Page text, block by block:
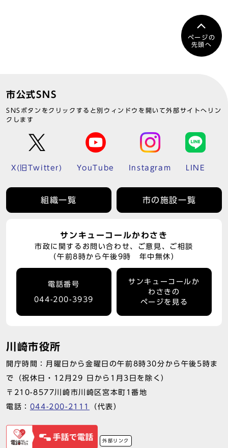
ページの
先頭へ
市公式SNS
SNSボタンをクリックすると別ウィンドウを開いて外部サイトへリン
クします
X(旧Twitter) YouTube Instagram LINE
組織一覧 市の施設一覧
サンキューコールかわさき
市政に関するお問い合わせ、ご意見、ご相談
（午前8時から午後9時 年中無休）
電話番号
044-200-3939
サンキューコールか
わさきの
ページを見る
川崎市役所
開庁時間：月曜日から金曜日の午前8時30分から午後5時ま
で（祝休日・12月29 日から1月3日を除く）
〒210-8577川崎市川崎区宮本町1番地
電話： 044-200-2111 （代表）
外部リンク